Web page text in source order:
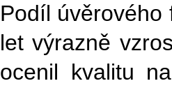
Podíl úvěrového
let výrazně
ocenil kvalitu